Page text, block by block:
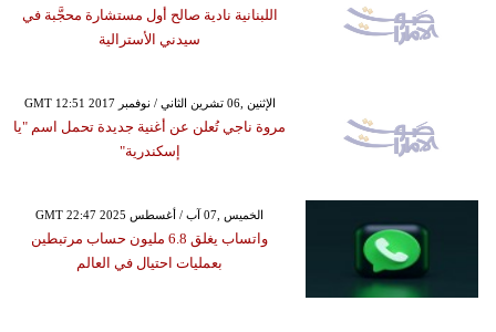
اللبنانية نادية صالح أول مستشارة محجَّبة في
سيدني الأسترالية
GMT 12:51 2017 الإثنين ,06 تشرين الثاني / نوفمبر
مروة ناجي تُعلن عن أغنية جديدة تحمل اسم "يا
إسكندرية"
GMT 22:47 2025 الخميس ,07 آب / أغسطس
واتساب يغلق 6.8 مليون حساب مرتبطين
بعمليات احتيال في العالم